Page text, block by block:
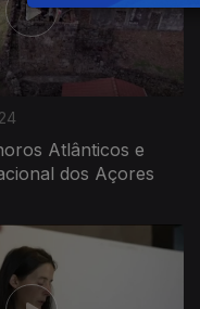
Atlânticos e
dos Açores